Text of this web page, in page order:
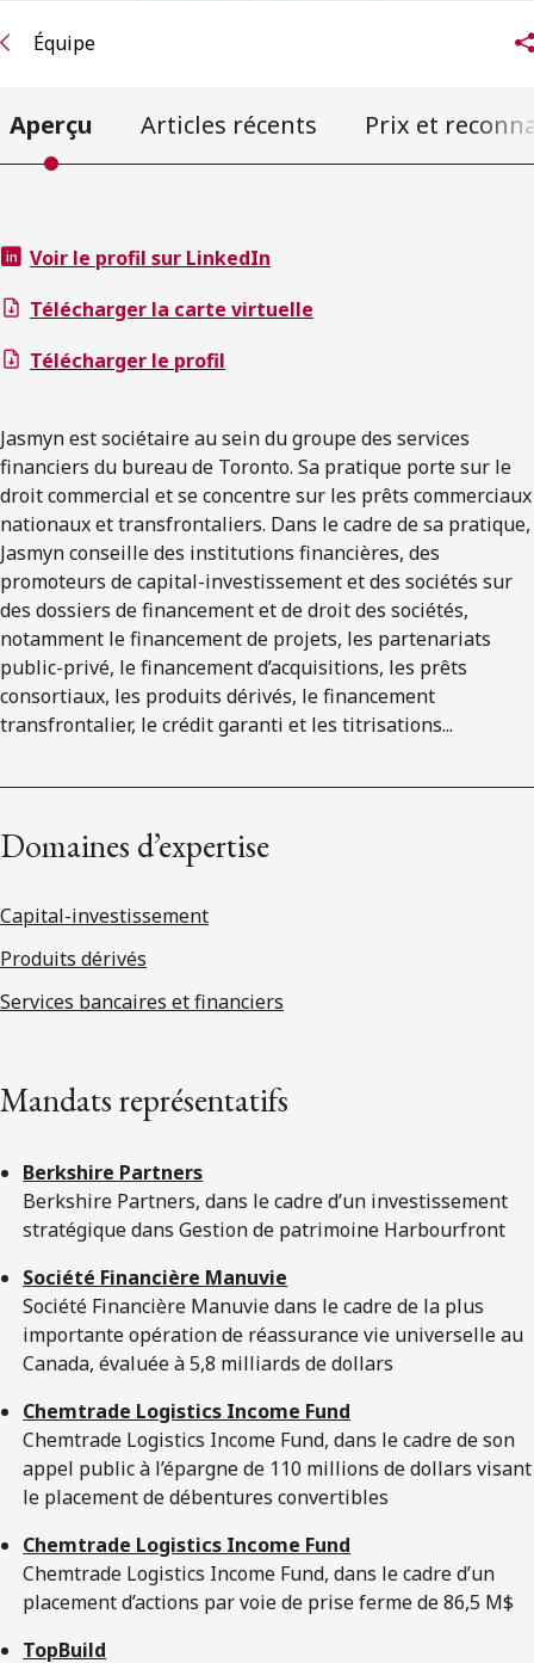
Équipe
Aperçu Articles récents Prix et
Voir le profil sur LinkedIn
Télécharger la carte virtuelle
Télécharger le profil
Jasmyn est sociétaire au sein du groupe des services
financiers du bureau de Toronto. Sa pratique porte sur le
droit commercial et se concentre sur les prêts commerciaux
nationaux et transfrontaliers. Dans le cadre de sa pratique,
Jasmyn conseille des institutions financières, des
promoteurs de capital-investissement et des sociétés sur
des dossiers de financement et de droit des sociétés,
notamment le financement de projets, les partenariats
public-privé, le financement d’acquisitions, les prêts
consortiaux, les produits dérivés, le financement
transfrontalier, le crédit garanti et les titrisations...
Domaines d’expertise
Capital-investissement
Produits dérivés
Services bancaires et financiers
Mandats représentatifs
Berkshire Partners
Berkshire Partners, dans le cadre d’un investissement
stratégique dans Gestion de patrimoine Harbourfront
Société Financière Manuvie
Société Financière Manuvie dans le cadre de la plus
importante opération de réassurance vie universelle au
Canada, évaluée à 5,8 milliards de dollars
Chemtrade Logistics Income Fund
Chemtrade Logistics Income Fund, dans le cadre de son
appel public à l’épargne de 110 millions de dollars visant
le placement de débentures convertibles
Chemtrade Logistics Income Fund
Chemtrade Logistics Income Fund, dans le cadre d’un
placement d’actions par voie de prise ferme de 86,5 M$
TopBuild